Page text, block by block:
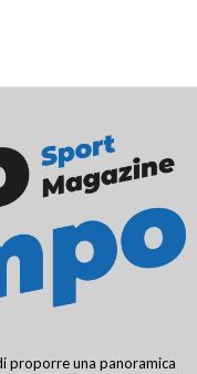
proporre una panoramica